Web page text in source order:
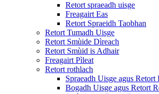
Retort spraeadh uisge
Freagairt Eas
Retort Spraeidh Taobhan
Retort Tumadh Uisge
Retort Smùide Dìreach
Retort Smùid is Adhair
Freagairt Pìleat
Retort rothlach
Spraeadh Uisge agus Retort
Bogadh Uisge agus Retort